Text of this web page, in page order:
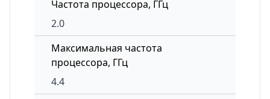
Частота процессора, ГГц
2.0
Максимальная частота
процессора, ГГц
4.4